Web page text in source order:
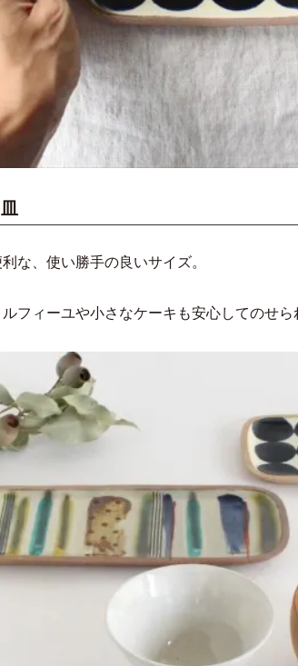
な、使い勝手の良いサイズ。
フィーユや小さなケーキも安心してのせら